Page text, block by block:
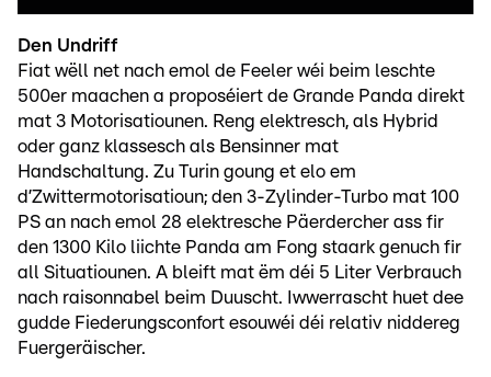
Den Undriff
Fiat wëll net nach emol de Feeler wéi beim leschte
500er maachen a proposéiert de Grande Panda direkt
mat 3 Motorisatiounen. Reng elektresch, als Hybrid
oder ganz klassesch als Bensinner mat
Handschaltung. Zu Turin goung et elo em
d’Zwittermotorisatioun; den 3-Zylinder-Turbo mat 100
PS an nach emol 28 elektresche Päerdercher ass fir
den 1300 Kilo liichte Panda am Fong staark genuch fir
all Situatiounen. A bleift mat ëm déi 5 Liter Verbrauch
nach raisonnabel beim Duuscht. Iwwerrascht huet dee
gudde Fiederungsconfort esouwéi déi relativ niddereg
Fuergeräischer.